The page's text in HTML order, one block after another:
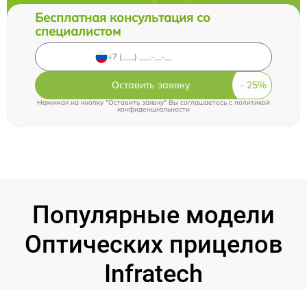
Бесплатная консультация со
специалистом
Оставить заявку
Нажимая на кнопку "Оставить заявку" Вы соглашаетесь cполитикой
конфиденциальности
Популярные модели
Оптических прицелов
Infratech